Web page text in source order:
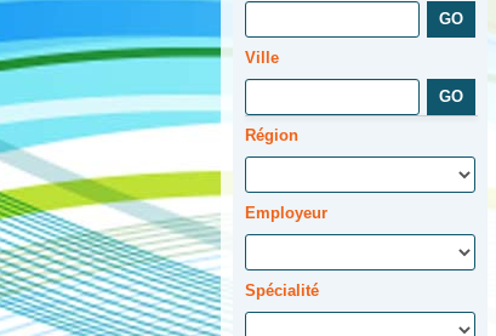
Ville
Région
Employeur
Spécialité